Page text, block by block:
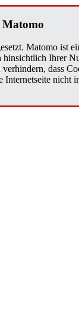
Matomo
Matomo ist
Ihrer
dass
Internetseite